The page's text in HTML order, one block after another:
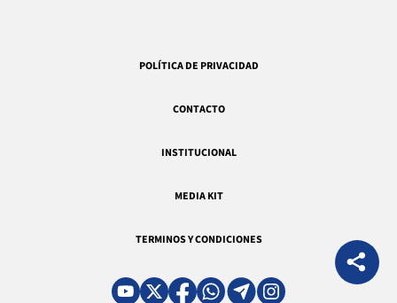
POLÍTICA DE PRIVACIDAD
CONTACTO
INSTITUCIONAL
MEDIA KIT
TERMINOS Y CONDICIONES